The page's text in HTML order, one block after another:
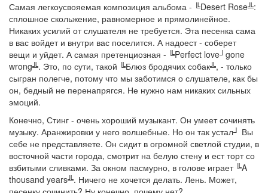
Самая легкоусвояемая композиция альбома - ╚Desert Rose╩:
сплошное скольжение, равномерное и прямолинейное.
Никаких усилий от слушателя не требуется. Эта песенка сама
в вас войдет и внутри вас поселится. А надоест - соберет
вещи и уйдет. А самая претенциозная - ╚Perfect love┘gone
wrong╩. Это, по сути, такой ╚Блюз бродячих собак╩, - только
сыгран полегче, потому что мы заботимся о слушателе, как бы
он, бедный не перенапрягся. Не нужно нам никаких сильных
эмоций.
Конечно, Стинг - очень хороший музыкант. Он умеет сочинять
музыку. Аранжировки у него волшебные. Но он так устал┘ Вы
себе не представляете. Он сидит в огромной светлой студии, в
восточной части города, смотрит на белую стену и ест торт со
взбитыми сливками. За окном пасмурно, в голове играет ╚A
thousand years╩. Ничего не хочется делать. Лень. Может,